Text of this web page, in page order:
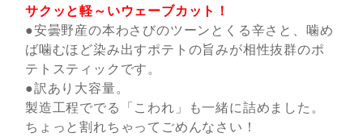
サクッと軽～いウェーブカット！
●安曇野産の本わさびのツーンとくる辛さと、噛め
ば噛むほど染み出すポテトの旨みが相性抜群のポ
テトスティックです。
●訳あり大容量。
製造工程ででる「こわれ」も一緒に詰めました。
ちょっと割れちゃってごめんなさい！